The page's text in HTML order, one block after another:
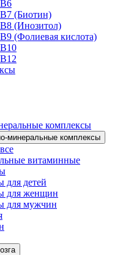
(Биотин)
(Инозитол)
(Фолиевая кислота)
комплексы
минеральные комплексы
витаминные
для детей
для женщин
для мужчин